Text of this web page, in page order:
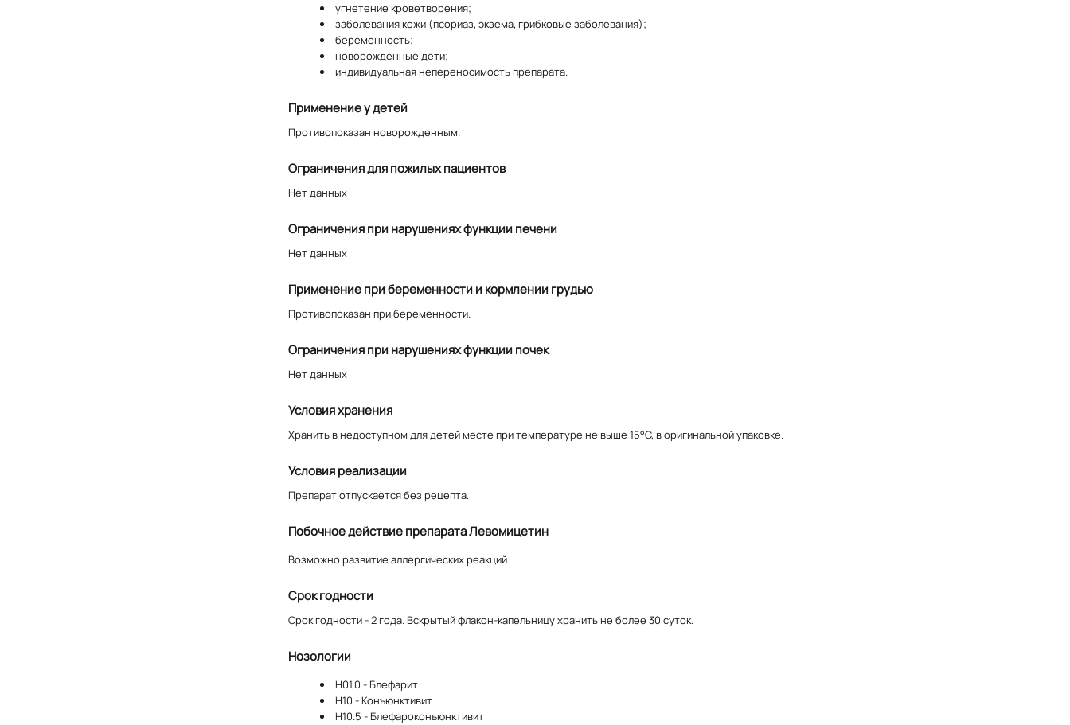
угнетение кроветворения;
заболевания кожи (псориаз, экзема, грибковые заболевания);
беременность;
новорожденные дети;
индивидуальная непереносимость препарата.
Применение у детей
Противопоказан новорожденным.
Ограничения для пожилых пациентов
Нет данных
Ограничения при нарушениях функции печени
Нет данных
Применение при беременности и кормлении грудью
Противопоказан при беременности.
Ограничения при нарушениях функции почек
Нет данных
Условия хранения
Хранить в недоступном для детей месте при температуре не выше 15°С, в оригинальной упаковке.
Условия реализации
Препарат отпускается без рецепта.
Побочное действие препарата Левомицетин
Возможно развитие аллергических реакций.
Срок годности
Срок годности - 2 года. Вскрытый флакон-капельницу хранить не более 30 суток.
Нозологии
H01.0 - Блефарит
H10 - Конъюнктивит
H10.5 - Блефароконъюнктивит